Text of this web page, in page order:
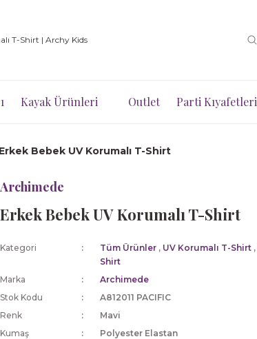
Kayak Ürünleri Outlet Parti Kıyafetleri
Erkek Bebek UV Korumalı T-Shirt
Archimede
Erkek Bebek UV Korumalı T-Shirt
Kategori Tüm Ürünler , UV Korumalı T-Shirt ,
Shirt
Marka
Archimede
Stok Kodu
A812011 PACIFIC
Renk
Mavi
Kumaş
Polyester Elastan